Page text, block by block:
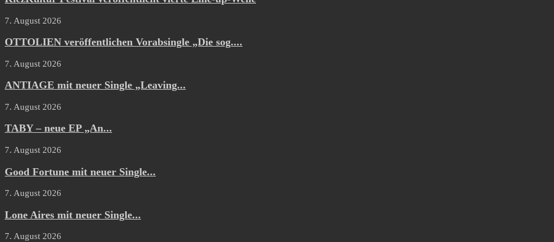
7. August 2026
OTTOLIEN veröffentlichen Vorabsingle „Die sog....
7. August 2026
ANTIAGE mit neuer Single „Leaving...
7. August 2026
TABY – neue EP „An...
7. August 2026
Good Fortune mit neuer Single...
7. August 2026
Lone Aires mit neuer Single...
7. August 2026